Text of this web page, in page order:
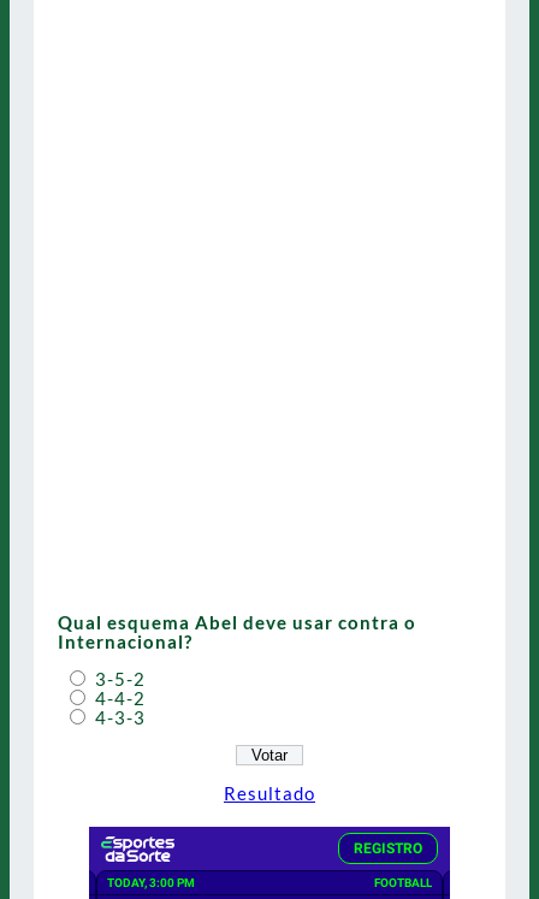
Qual esquema Abel deve usar contra o
Internacional?
3-5-2
4-4-2
4-3-3
Resultado